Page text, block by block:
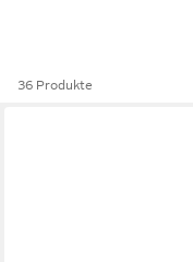
36 Produkte